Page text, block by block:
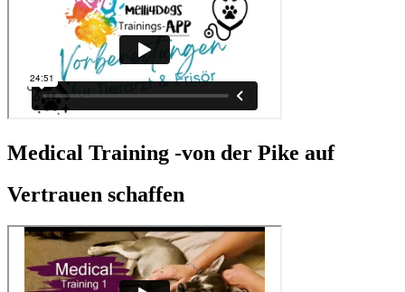
Medical Training -von der Pike auf
Vertrauen schaffen